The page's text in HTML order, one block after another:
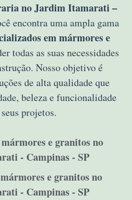
no Jardim Itamarati –
encontra uma ampla gama
em mármores e
todas as suas necessidades
Nosso objetivo é
de alta qualidade que
beleza e funcionalidade
projetos.
e granitos no
- Campinas - SP
e granitos no
- Campinas - SP